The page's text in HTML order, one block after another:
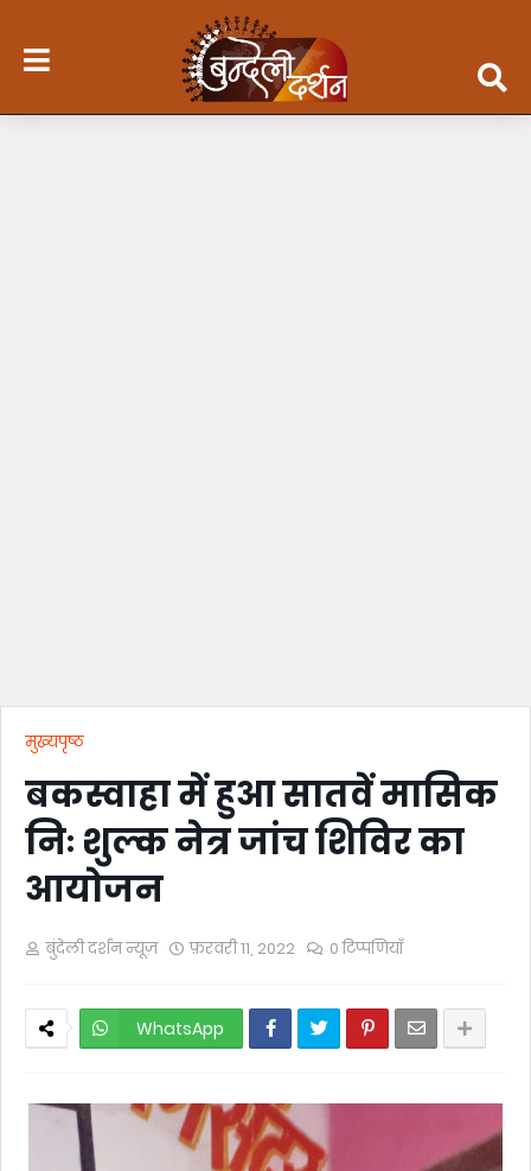
मुख्यपृष्ठ
बकस्वाहा में हुआ सातवें मासिक
निः शुल्क नेत्र जांच शिविर का
आयोजन
बुंदेली दर्शन न्यूज़ फ़रवरी 11, 2022 0 टिप्पणियाँ
WhatsApp